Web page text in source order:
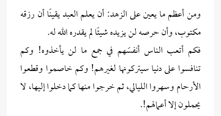
ومن أعظم ما يعين على الزهد: أن يعلم العبد يقينًا أن رزقه
مكتوب، وأن حرصه لن يزيده شيئًا لم يقدره الله له.
فكم أتعب الناس أنفسَهم في جمع ما لن يأخذوه! وكم
تنافسوا على دنيا سيتركونها لغيرهم! وكم خاصموا وقطعوا
الأرحام وسهروا الليالي، ثم خرجوا منها كما دخلوا إليها، لا
يحملون إلا أعمالهم!.